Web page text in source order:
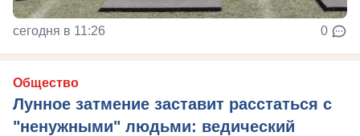
сегодня в 11:26 0
Общество
Лунное затмение заставит расстаться с
"ненужными" людьми: ведический